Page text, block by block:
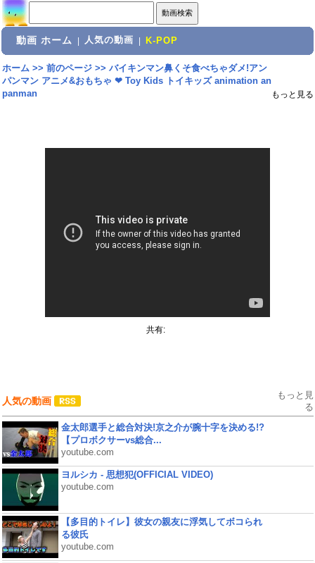
動画 ホーム 人気の動画 K-POP
ホーム>> 前のページ>> バイキンマン鼻くそ食べちゃダメ!アン
パンマン アニメ&おもちゃ ❤ Toy Kids トイキッズ animation an
panman
もっと見る
共有:
人気の動画
もっと見
る
金太郎選手と総合対決!京之介が腕十字を決める!?
【プロボクサーvs総合...
youtube.com
ヨルシカ - 思想犯(OFFICIAL VIDEO)
youtube.com
【多目的トイレ】彼女の親友に浮気してボコられ
る彼氏
youtube.com